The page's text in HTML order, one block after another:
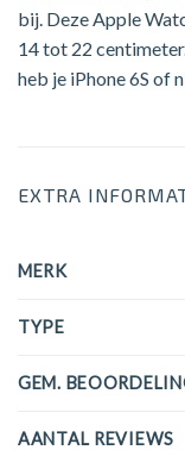
bij. Deze Apple
14 tot 22
heb je iPhone 6S of
EXTRA
MERK
TYPE
GEM.
AANTAL REVIEWS